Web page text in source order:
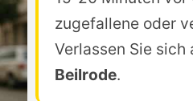
zugefallene oder
Verlassen Sie
Beilrode.